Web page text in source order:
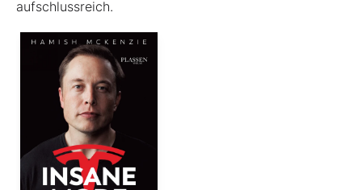
aufschlussreich.